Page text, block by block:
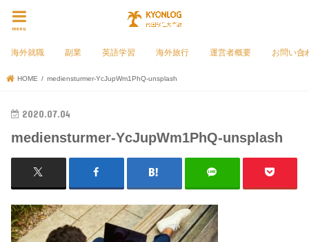
menu
海外就職 副業 英語学習 海外旅行 運営者概要 お問い合
HOME mediensturmer-YcJupWm1PhQ-unsplash
2020.07.04
mediensturmer-YcJupWm1PhQ-unsplash